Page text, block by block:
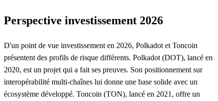
Perspective investissement 2026
D'un point de vue investissement en 2026, Polkadot et Toncoin
présentent des profils de risque différents. Polkadot (DOT), lancé en
2020, est un projet qui a fait ses preuves. Son positionnement sur
interopérabilité multi-chaînes lui donne une base solide avec un
écosystème développé. Toncoin (TON), lancé en 2021, offre un